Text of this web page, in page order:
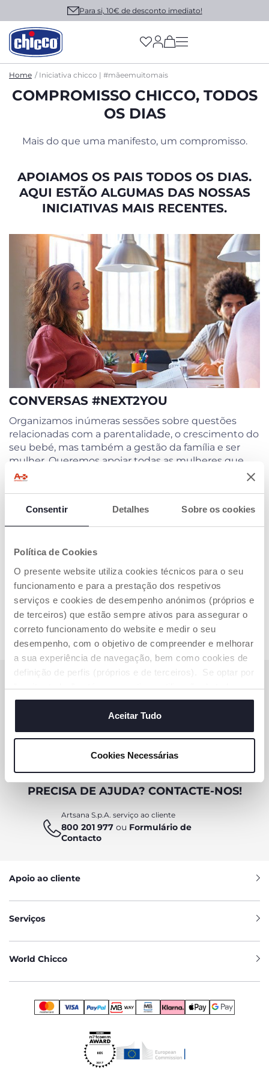
Consentir Detalhes Sobre os cookies
Política de Cookies
O presente website utiliza cookies técnicos para o seu
funcionamento e para a prestação dos respetivos
serviços e cookies de desempenho anónimos (próprios e
de terceiros) que estão sempre ativos para assegurar o
correto funcionamento do website e medir o seu
desempenho, com o objetivo de compreender e melhorar
a sua experiência de navegação, bem como cookies de
definição de perfis (próprios e de terceiros). Se optar por
“aceitar todos” está a consentir na utilização de todos os
cookies. Se quiser saber mais, alterar ou revogar o
consentimento de todos ou de alguns cookies, clique em
"mostrar detalhes". Ao fechar este aviso, está a
são necessários e essenciais para garantir o
funcionamento desta página.
Aceitar Tudo
Cookies Necessárias
Para si, 10€ de desconto imediato!
(has more options
Home Iniciativa chicco | #mãeemuitomais
COMPROMISSO CHICCO, TODOS
OS DIAS
Mais do que uma manifesto, um compromisso.
APOIAMOS OS PAIS TODOS OS DIAS.
AQUI ESTÃO ALGUMAS DAS NOSSAS
INICIATIVAS MAIS RECENTES.
CONVERSAS #NEXT2YOU
Organizamos inúmeras sessões sobre questões
relacionadas com a parentalidade, o crescimento do
seu bebé, mas também a gestão da família e ser
mulher. Queremos apoiar todas as mulheres que
nesta delicada, intensa e tão especial fase da vida,
conciliar os diferentes papéis - mãe e trabalhadora –
e partilhar também as dificuldades e como superá-
Ganhe 10€ de desconto na sua compra online
SUBSCREVA AGORA
PRECISA DE AJUDA? CONTACTE-NOS!
Artsana S.p.A. serviço ao cliente
800 201 977 ou Formulário de
Contacto
Apoio ao cliente
Serviços
World Chicco